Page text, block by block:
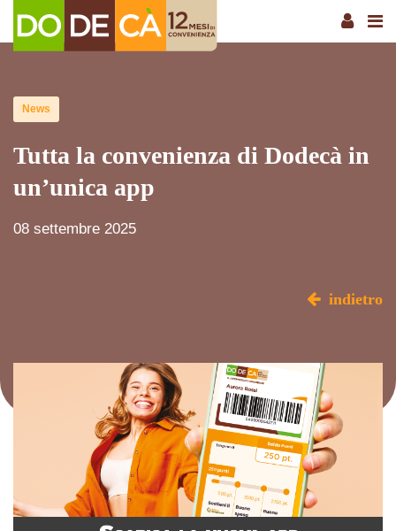
News
Tutta la convenienza di Dodecà in
un’unica app
08 settembre 2025
indietro